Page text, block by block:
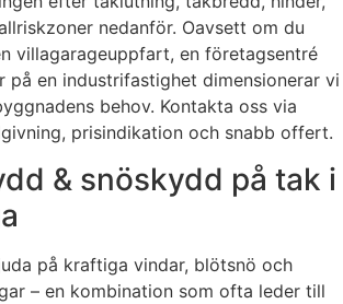
nedanför. Oavsett om du
villagarageuppfart, en företagsentré
på en industrifastighet dimensionerar vi
behov. Kontakta oss via
prisindikation och snabb offert.
& snöskydd på tak i
på kraftiga vindar, blötsnö och
– en kombination som ofta leder till